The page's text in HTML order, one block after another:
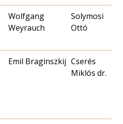
Wolfgang
Weyrauch
Solymosi
Ottó
Emil Braginszkij Cserés
Miklós dr.